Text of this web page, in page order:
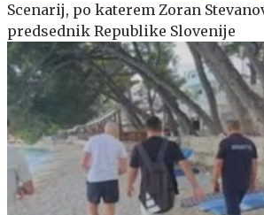
Scenarij, po katerem Zoran
predsednik Republike Slovenije